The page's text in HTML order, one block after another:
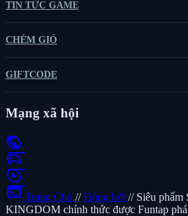
TIN TỨC GAME
CHÉM GIÓ
GIFTCODE
Mạng xã hội
public
sports_esports
play_circle
terminal Trang Chủ // Hóng hớt // Siêu
KINGDOM chính thức được Funtap